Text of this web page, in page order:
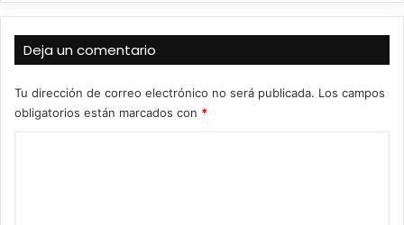
Deja un comentario
Tu dirección de correo electrónico no será publicada. Los campos
obligatorios están marcados con *